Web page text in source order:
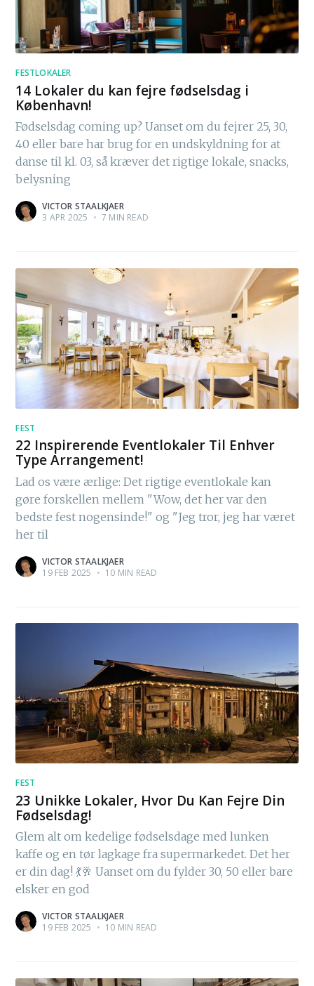
FESTLOKALER
14 Lokaler du kan fejre fødselsdag i
København!
Fødselsdag coming up? Uanset om du fejrer 25, 30,
40 eller bare har brug for en undskyldning for at
danse til kl. 03, så kræver det rigtige lokale, snacks,
belysning
VICTOR STAALKJAER
3 APR 2025 • 7 MIN READ
FEST
22 Inspirerende Eventlokaler Til Enhver
Type Arrangement!
Lad os være ærlige: Det rigtige eventlokale kan
gøre forskellen mellem "Wow, det her var den
bedste fest nogensinde!" og "Jeg tror, jeg har været
her til
VICTOR STAALKJAER
19 FEB 2025 • 10 MIN READ
FEST
23 Unikke Lokaler, Hvor Du Kan Fejre Din
Fødselsdag!
Glem alt om kedelige fødselsdage med lunken
kaffe og en tør lagkage fra supermarkedet. Det her
er din dag! 💃🥂 Uanset om du fylder 30, 50 eller bare
elsker en god
VICTOR STAALKJAER
19 FEB 2025 • 10 MIN READ